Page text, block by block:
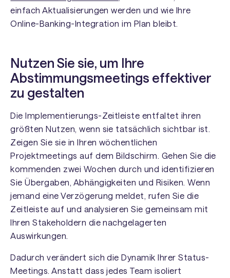
einfach Aktualisierungen werden und wie Ihre
Online-Banking-Integration im Plan bleibt.
Nutzen Sie sie, um Ihre
Abstimmungsmeetings effektiver
zu gestalten
Die Implementierungs-Zeitleiste entfaltet ihren
größten Nutzen, wenn sie tatsächlich sichtbar ist.
Zeigen Sie sie in Ihren wöchentlichen
Projektmeetings auf dem Bildschirm. Gehen Sie die
kommenden zwei Wochen durch und identifizieren
Sie Übergaben, Abhängigkeiten und Risiken. Wenn
jemand eine Verzögerung meldet, rufen Sie die
Zeitleiste auf und analysieren Sie gemeinsam mit
Ihren Stakeholdern die nachgelagerten
Auswirkungen.
Dadurch verändert sich die Dynamik Ihrer Status-
Meetings. Anstatt dass jedes Team isoliert